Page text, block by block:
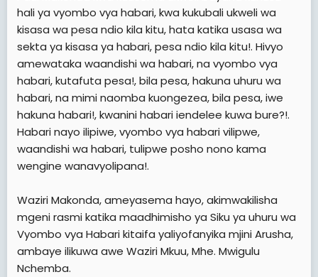
hali ya vyombo vya habari, kwa kukubali ukweli wa
kisasa wa pesa ndio kila kitu, hata katika usasa wa
sekta ya kisasa ya habari, pesa ndio kila kitu!. Hivyo
amewataka waandishi wa habari, na vyombo vya
habari, kutafuta pesa!, bila pesa, hakuna uhuru wa
habari, na mimi naomba kuongezea, bila pesa, iwe
hakuna habari!, kwanini habari iendelee kuwa bure?!.
Habari nayo ilipiwe, vyombo vya habari vilipwe,
waandishi wa habari, tulipwe posho nono kama
wengine wanavyolipana!.
Waziri Makonda, ameyasema hayo, akimwakilisha
mgeni rasmi katika maadhimisho ya Siku ya uhuru wa
Vyombo vya Habari kitaifa yaliyofanyika mjini Arusha,
ambaye ilikuwa awe Waziri Mkuu, Mhe. Mwigulu
Nchemba.